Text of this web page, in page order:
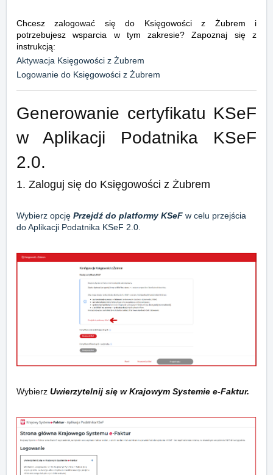
Chcesz zalogować się do Księgowości z Żubrem i
potrzebujesz wsparcia w tym zakresie? Zapoznaj się z
instrukcją:
Aktywacja Księgowości z Żubrem
Logowanie do Księgowości z Żubrem
Generowanie certyfikatu KSeF
w Aplikacji Podatnika KSeF
2.0.
1. Zaloguj się do Księgowości z Żubrem
Wybierz opcję Przejdź do platformy KSeF w celu przejścia
do Aplikacji Podatnika KSeF 2.0.
Wybierz Uwierzytelnij się w Krajowym Systemie e-Faktur.